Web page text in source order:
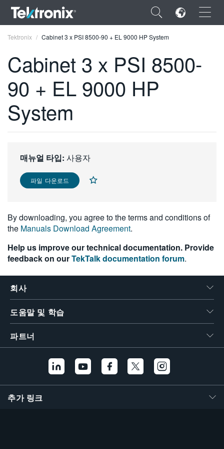
×
ENGLISH
FRANÇAIS
VIỆT NAM
简体中文
한국어
繁體中文
Tektronix Cabinet 3 x PSI 8500-90 + EL 9000 HP System
Cabinet 3 x PSI 8500-
90 + EL 9000 HP
System
매뉴얼 타입: 사용자
파일 다운로드
By downloading, you agree to the terms and conditions of
the Manuals Download Agreement.
Help us improve our technical documentation. Provide
feedback on ourTekTalk documentation forum.
회사
도움말 및 학습
파트너
추가 링크